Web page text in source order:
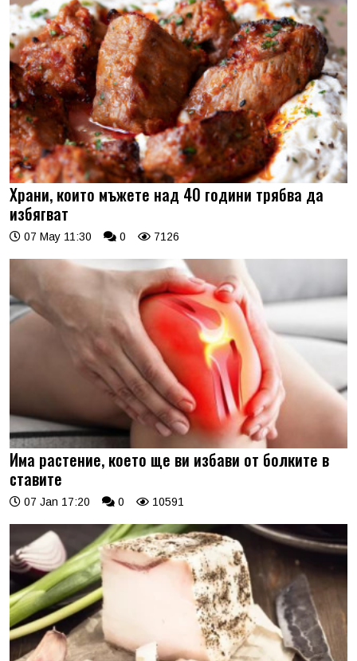
Храни, които мъжете над 40 години трябва да
избягват
07 May 11:30 0 7126
Има растение, което ще ви избави от болките в
ставите
07 Jan 17:20 0 10591